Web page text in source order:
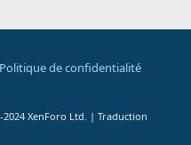
Politique de confidentialité
XenForo Ltd. | Traduction